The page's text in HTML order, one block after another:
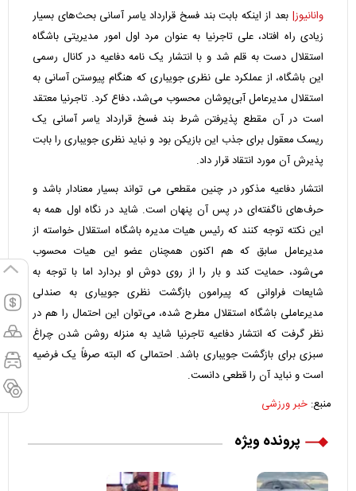
وانانیوز| بعد از اینکه بابت بند فسخ قرارداد یاسر آسانی بحث‌های بسیار
زیادی راه افتاد، علی تاجرنیا به عنوان مرد اول امور مدیریتی باشگاه
استقلال دست به قلم شد و با انتشار یک نامه دفاعیه در کانال رسمی
این باشگاه، از عملکرد علی نظری جویباری که هنگام پیوستن آسانی به
استقلال مدیرعامل آبی‌پوشان محسوب می‌شد، دفاع کرد. تاجرنیا معتقد
است در آن مقطع پذیرفتن شرط بند فسخ قرارداد یاسر آسانی یک
ریسک معقول برای جذب این بازیکن بود و نباید نظری جویباری را بابت
پذیرش آن مورد انتقاد قرار داد.
انتشار دفاعیه مذکور در چنین مقطعی می تواند بسیار معنادار باشد و
حرف‌های ناگفته‌ای در پس آن پنهان است. شاید در نگاه اول همه به
این نکته توجه کنند که رئیس هیات مدیره باشگاه استقلال خواسته از
مدیرعامل سابق که هم اکنون همچنان عضو این هیات محسوب
می‌شود، حمایت کند و بار را از روی دوش او بردارد اما با توجه به
شایعات فراوانی که پیرامون بازگشت نظری جویباری به صندلی
مدیرعاملی باشگاه استقلال مطرح شده، می‌توان این احتمال را هم در
نظر گرفت که انتشار دفاعیه تاجرنیا شاید به منزله روشن شدن چراغ
سبزی برای بازگشت جویباری باشد. احتمالی که البته صرفاً یک فرضیه
است و نباید آن را قطعی دانست.
منبع: خبر ورزشی
پرونده ویژه